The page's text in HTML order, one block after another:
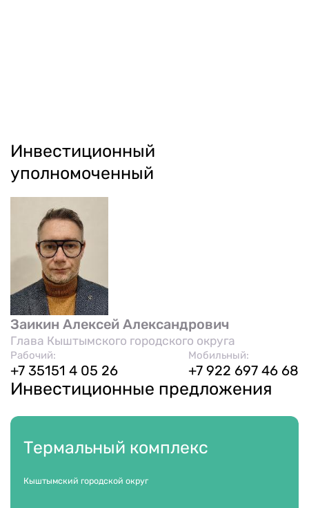
Инвестиционный
уполномоченный
Заикин Алексей Александрович
Глава Кыштымского городского округа
Рабочий:
+7 35151 4 05 26
Мобильный:
+7 922 697 46 68
Инвестиционные предложения
Термальный комплекс
Кыштымский городской округ